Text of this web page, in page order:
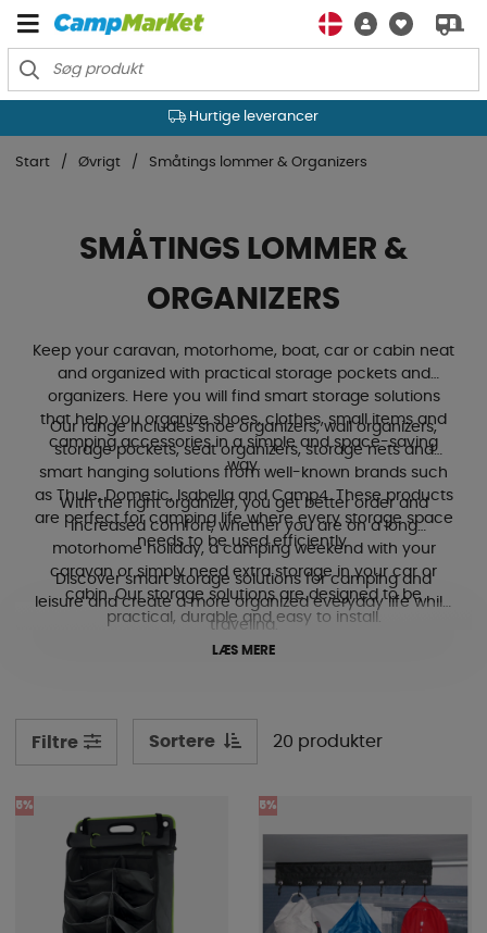
Hurtige leverancer
Start Øvrigt Småtings lommer & Organizers
SMÅTINGS LOMMER &
ORGANIZERS
Keep your caravan, motorhome, boat, car or cabin neat
and organized with practical storage pockets and
organizers. Here you will find smart storage solutions
that help you organize shoes, clothes, small items and
camping accessories in a simple and space-saving
way.
Our range includes shoe organizers, wall organizers,
storage pockets, seat organizers, storage nets and
smart hanging solutions from well-known brands such
as Thule, Dometic, Isabella and Camp4. These products
are perfect for camping life where every storage space
needs to be used efficiently.
With the right organizer, you get better order and
increased comfort, whether you are on a long
motorhome holiday, a camping weekend with your
caravan or simply need extra storage in your car or
cabin. Our storage solutions are designed to be
practical, durable and easy to install.
Discover smart storage solutions for camping and
leisure and create a more organized everyday life while
traveling.
LÆS MERE
Filtre Sortere 20 produkter
5% 5%